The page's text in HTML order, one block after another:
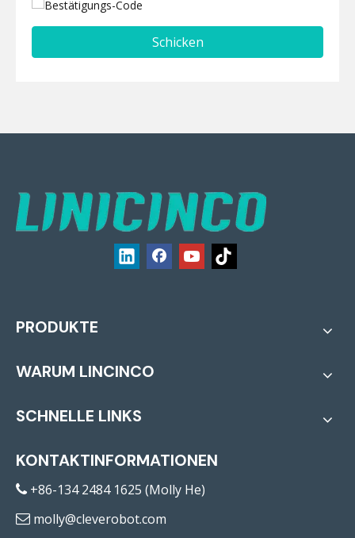
Schicken
PRODUKTE
WARUM LINCINCO
SCHNELLE LINKS
KONTAKTINFORMATIONEN
 +86-134 2484 1625 (Molly He)
 molly@cleverobot.com